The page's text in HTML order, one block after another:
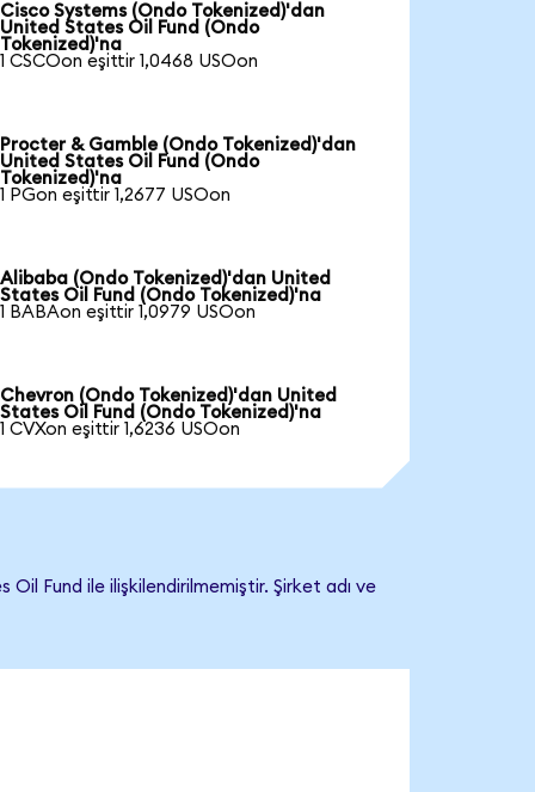
Cisco Systems (Ondo Tokenized)'dan
United States Oil Fund (Ondo
Tokenized)'na
1 CSCOon eşittir 1,0468 USOon
Procter & Gamble (Ondo Tokenized)'dan
United States Oil Fund (Ondo
Tokenized)'na
1 PGon eşittir 1,2677 USOon
Alibaba (Ondo Tokenized)'dan United
States Oil Fund (Ondo Tokenized)'na
1 BABAon eşittir 1,0979 USOon
Chevron (Ondo Tokenized)'dan United
States Oil Fund (Ondo Tokenized)'na
1 CVXon eşittir 1,6236 USOon
Fund ile ilişkilendirilmemiştir. Şirket adı ve